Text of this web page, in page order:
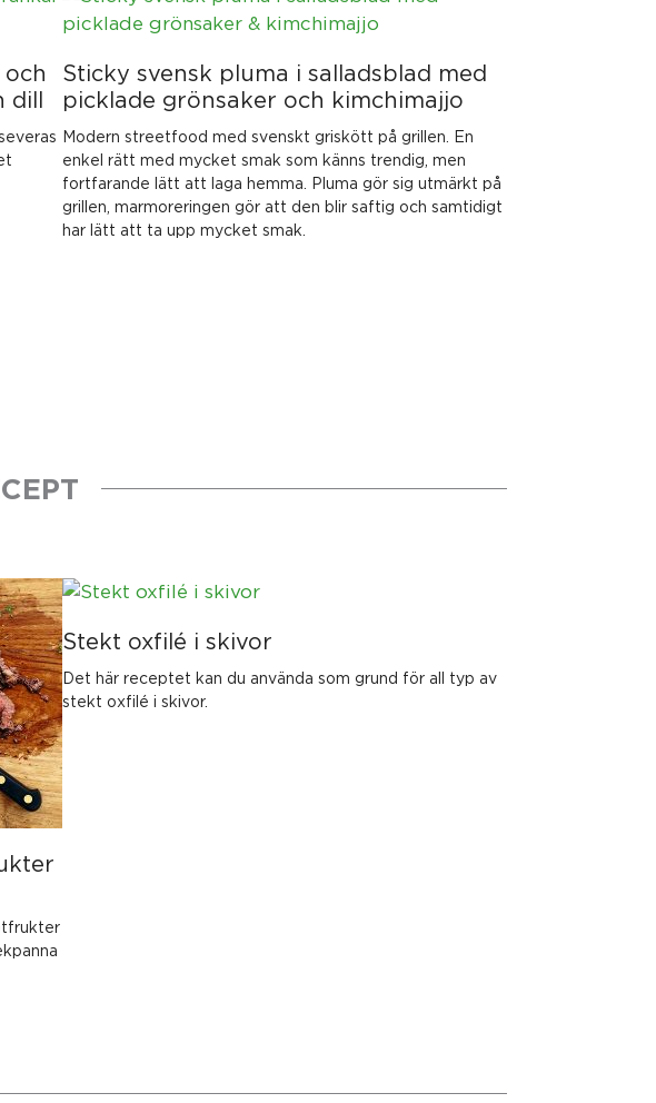
Sticky svensk pluma i salladsblad med
picklade grönsaker och kimchimajjo
Modern streetfood med svenskt griskött på grillen. En
enkel rätt med mycket smak som känns trendig, men
fortfarande lätt att laga hemma. Pluma gör sig utmärkt på
grillen, marmoreringen gör att den blir saftig och samtidigt
har lätt att ta upp mycket smak.
Stekt oxfilé i skivor
Det här receptet kan du använda som grund för all typ av
stekt oxfilé i skivor.